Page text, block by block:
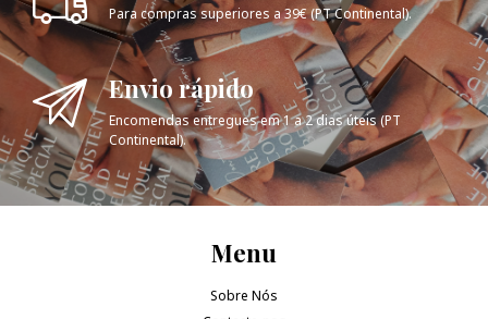
Para compras superiores a 39€ (PT Continental).
Envio rápido
Encomendas entregues em 1 a 2 dias úteis (PT
Continental).
Menu
Sobre Nós